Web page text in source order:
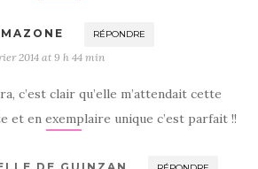
RÉPONDRE
2014 at 9 h 44 min
c’est clair qu’elle m’attendait cette
et en exemplaire unique c’est parfait !!